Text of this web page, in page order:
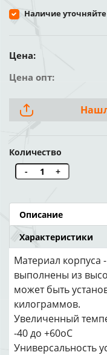
Наличие
Цена:
Цена опт:
Количество
-
+
Описание
Характеристики
Материал
выполнены из
может быть
килограммов.
Увеличенный
-40 до +60оС
Универсальность